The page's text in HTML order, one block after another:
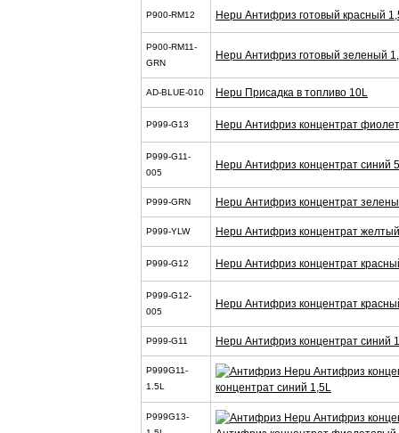
P900-RM12 Hepu Антифриз готовый красный
P900-RM11-
GRN
Hepu Антифриз готовый зеленый
AD-BLUE-010 Hepu Присадка в топливо 10L
P999-G13 Hepu Антифриз концентрат
P999-G11-
005
Hepu Антифриз концентрат синий
P999-GRN Hepu Антифриз концентрат
P999-YLW Hepu Антифриз концентрат
P999-G12 Hepu Антифриз концентрат
P999-G12-
005
Hepu Антифриз концентрат
P999-G11 Hepu Антифриз концентрат синий
P999G11-
1.5L
концентрат синий 1,5L
P999G13-